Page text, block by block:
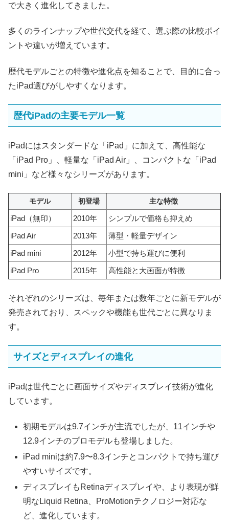
で大きく進化してきました。
多くのラインナップや世代交代を経て、選ぶ際の比較ポイ
ントや違いが増えています。
歴代モデルごとの特徴や進化点を知ることで、目的に合っ
たiPad選びがしやすくなります。
歴代iPadの主要モデル一覧
iPadにはスタンダードな「iPad」に加えて、高性能な
「iPad Pro」、軽量な「iPad Air」、コンパクトな「iPad
mini」など様々なシリーズがあります。
モデル 初登場 主な特徴
iPad（無印） 2010年
シンプルで価格も抑えめ
iPad Air
2013年
薄型・軽量デザイン
iPad mini
2012年
小型で持ち運びに便利
iPad Pro
2015年 高性能と大画面が特徴
それぞれのシリーズは、毎年または数年ごとに新モデルが
発売されており、スペックや機能も世代ごとに異なりま
す。
サイズとディスプレイの進化
iPadは世代ごとに画面サイズやディスプレイ技術が進化
しています。
初期モデルは9.7インチが主流でしたが、11インチや
12.9インチのプロモデルも登場しました。
iPad miniは約7.9〜8.3インチとコンパクトで持ち運び
やすいサイズです。
ディスプレイもRetinaディスプレイや、より表現が鮮
明なLiquid Retina、ProMotionテクノロジー対応な
ど、進化しています。